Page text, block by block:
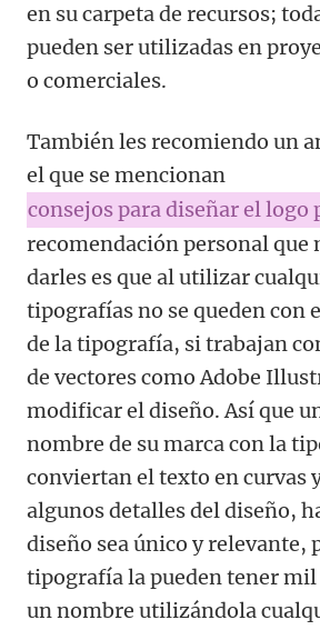
en su carpeta de recursos;
pueden ser utilizadas en
o comerciales.
También les recomiendo un
el que se mencionan
consejos para diseñar el logo
recomendación personal que
darles es que al utilizar
tipografías no se queden con
de la tipografía, si trabajan
de vectores como Adobe
modificar el diseño. Así que
nombre de su marca con la
conviertan el texto en curvas
algunos detalles del diseño,
diseño sea único y relevante,
tipografía la pueden tener
un nombre utilizándola